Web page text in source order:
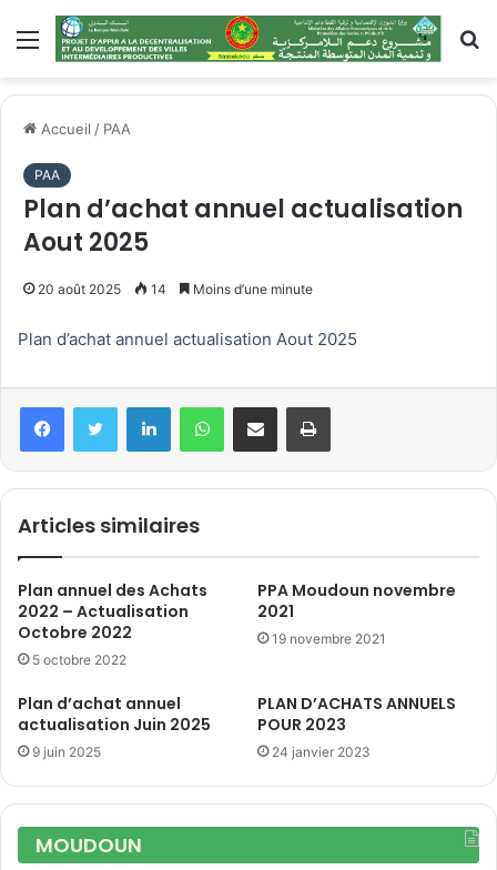
Menu
Accueil / PAA
PAA
Plan d’achat annuel actualisation
Aout 2025
20 août 2025 14 Moins d’une minute
Plan d’achat annuel actualisation Aout 2025
Articles similaires
Plan annuel des Achats
2022 – Actualisation
Octobre 2022
5 octobre 2022
PPA Moudoun novembre
2021
19 novembre 2021
Plan d’achat annuel
actualisation Juin 2025
9 juin 2025
PLAN D’ACHATS ANNUELS
POUR 2023
24 janvier 2023
MOUDOUN